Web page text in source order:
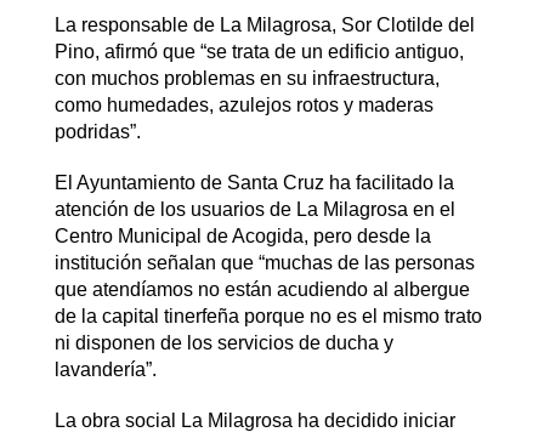
La responsable de La Milagrosa, Sor Clotilde del
Pino, afirmó que “se trata de un edificio antiguo,
con muchos problemas en su infraestructura,
como humedades, azulejos rotos y maderas
podridas”.
El Ayuntamiento de Santa Cruz ha facilitado la
atención de los usuarios de La Milagrosa en el
Centro Municipal de Acogida, pero desde la
institución señalan que “muchas de las personas
que atendíamos no están acudiendo al albergue
de la capital tinerfeña porque no es el mismo trato
ni disponen de los servicios de ducha y
lavandería”.
La obra social La Milagrosa ha decidido iniciar